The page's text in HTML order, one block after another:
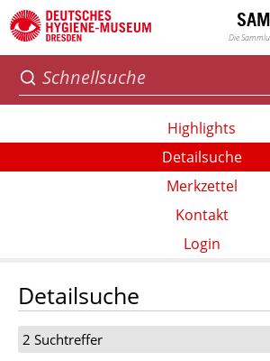
Die
Highlights
Detailsuche
Merkzettel
Kontakt
Login
Detailsuche
2 Suchtreffer